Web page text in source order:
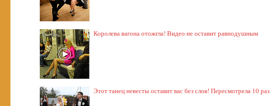
Королева вагона отожгла! Видео не оставит равнодушным
Этот танец невесты оставит вас без слов! Пересмотрела 10 раз